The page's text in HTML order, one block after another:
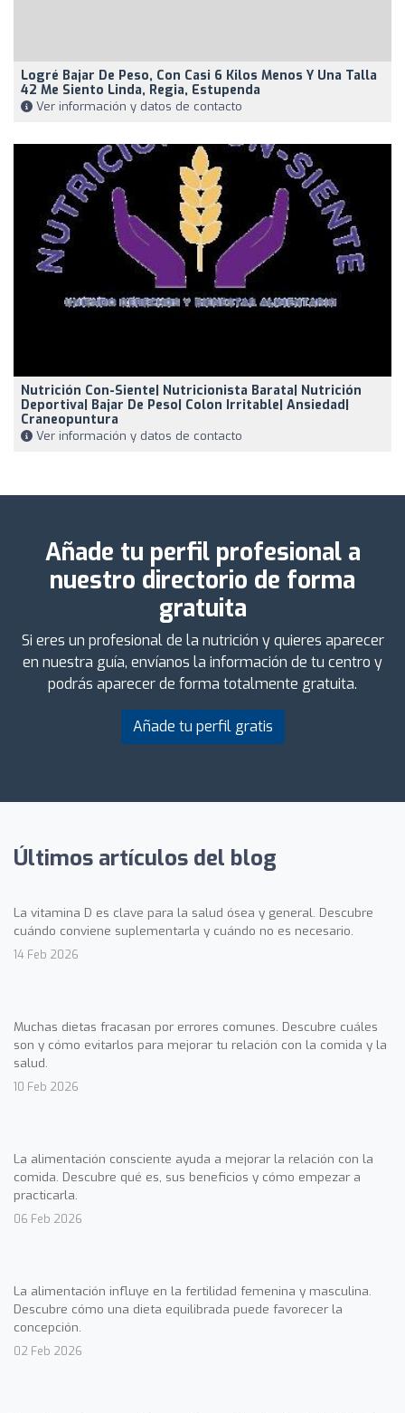
Logré Bajar De Peso, Con Casi 6 Kilos Menos Y Una Talla
42 Me Siento Linda, Regia, Estupenda
Ver información y datos de contacto
Nutrición Con-Siente| Nutricionista Barata| Nutrición
Deportiva| Bajar De Peso| Colon Irritable| Ansiedad|
Craneopuntura
Ver información y datos de contacto
Añade tu perfil profesional a
nuestro directorio de forma
gratuita
Si eres un profesional de la nutrición y quieres aparecer
en nuestra guía, envíanos la información de tu centro y
podrás aparecer de forma totalmente gratuita.
Añade tu perfil gratis
Últimos artículos del blog
La vitamina D es clave para la salud ósea y general. Descubre
cuándo conviene suplementarla y cuándo no es necesario.
14 Feb 2026
Muchas dietas fracasan por errores comunes. Descubre cuáles
son y cómo evitarlos para mejorar tu relación con la comida y la
salud.
10 Feb 2026
La alimentación consciente ayuda a mejorar la relación con la
comida. Descubre qué es, sus beneficios y cómo empezar a
practicarla.
06 Feb 2026
La alimentación influye en la fertilidad femenina y masculina.
Descubre cómo una dieta equilibrada puede favorecer la
concepción.
02 Feb 2026